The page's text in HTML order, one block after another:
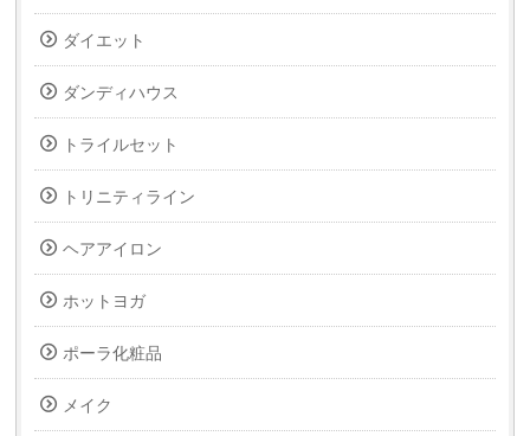
ダイエット
ダンディハウス
トライルセット
トリニティライン
ヘアアイロン
ホットヨガ
ポーラ化粧品
メイク